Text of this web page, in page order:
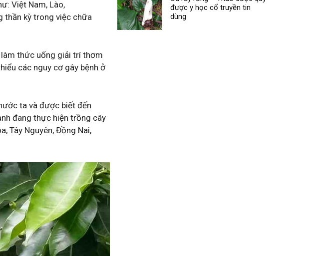
Việt Nam, Lào,
thần kỳ trong việc chữa
làm thức uống giải trí thơm
các nguy cơ gây bệnh ở
ta và được biết đến
đang thực hiện trồng cây
Tây Nguyên, Đồng Nai,
được y học cổ truyền tin
dùng